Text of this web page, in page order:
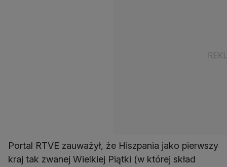
Portal RTVE zauważył, że Hiszpania jako pierwszy
kraj tak zwanej Wielkiej Piątki (w której skład